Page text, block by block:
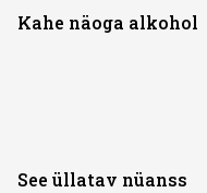
Kahe näoga alkohol
See üllatav nüanss